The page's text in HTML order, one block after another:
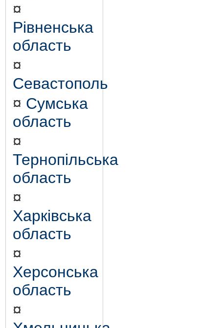
¤
Рівненська
область
¤
Севастополь
¤ Сумська
область
¤
Тернопільська
область
¤
Харківська
область
¤
Херсонська
область
¤